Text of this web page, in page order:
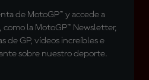
de MotoGP™ y accede a
la MotoGP™ Newsletter,
de GP, vídeos increíbles e
sobre nuestro deporte.